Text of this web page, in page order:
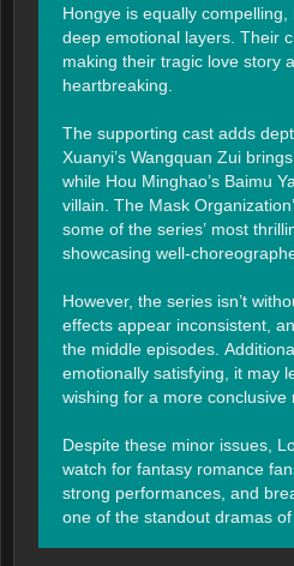
Hongye is equally
deep emotional layers. Their
making their tragic love story
heartbreaking.
The supporting cast adds
Xuanyi’s Wangquan Zui
while Hou Minghao’s Baimu
villain. The Mask
some of the series’ most
showcasing well-
However, the series isn’t
effects appear inconsistent,
the middle episodes.
emotionally satisfying, it may
wishing for a more conclusive
Despite these minor issues,
watch for fantasy romance
strong performances, and
one of the standout dramas of